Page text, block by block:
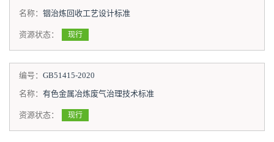
名称： 铟治炼回收工艺设计标准
资源状态： 现行
编号： GB51415-2020
名称： 有色金属冶炼废气治理技术标准
资源状态： 现行